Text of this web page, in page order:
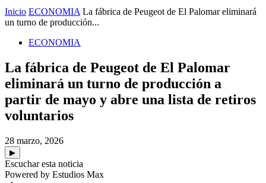
Inicio ECONOMIA La fábrica de Peugeot de El Palomar eliminará
un turno de producción...
ECONOMIA
La fábrica de Peugeot de El Palomar
eliminará un turno de producción a
partir de mayo y abre una lista de retiros
voluntarios
28 marzo, 2026
▶
Escuchar esta noticia
Powered by Estudios Max